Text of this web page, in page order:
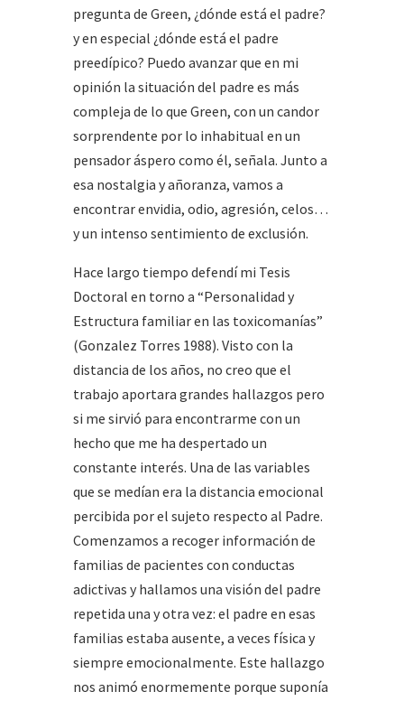
pregunta de Green, ¿dónde está el padre?
y en especial ¿dónde está el padre
preedípico? Puedo avanzar que en mi
opinión la situación del padre es más
compleja de lo que Green, con un candor
sorprendente por lo inhabitual en un
pensador áspero como él, señala. Junto a
esa nostalgia y añoranza, vamos a
encontrar envidia, odio, agresión, celos…
y un intenso sentimiento de exclusión.
Hace largo tiempo defendí mi Tesis
Doctoral en torno a “Personalidad y
Estructura familiar en las toxicomanías”
(Gonzalez Torres 1988). Visto con la
distancia de los años, no creo que el
trabajo aportara grandes hallazgos pero
si me sirvió para encontrarme con un
hecho que me ha despertado un
constante interés. Una de las variables
que se medían era la distancia emocional
percibida por el sujeto respecto al Padre.
Comenzamos a recoger información de
familias de pacientes con conductas
adictivas y hallamos una visión del padre
repetida una y otra vez: el padre en esas
familias estaba ausente, a veces física y
siempre emocionalmente. Este hallazgo
nos animó enormemente porque suponía